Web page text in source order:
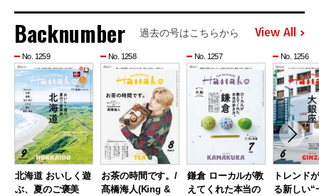
Backnumber 過去の号はこちらから View All
No. 1259
北海道 おいしく遊
ぶ、夏のご褒美
No. 1258
お茶の時間です。/
髙橋海人(King &
No. 1257
鎌倉 ローカルが教
えてくれた本当の
No. 1256
トレンド
る新しい“